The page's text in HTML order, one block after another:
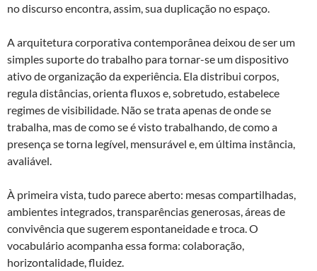
no discurso encontra, assim, sua duplicação no espaço.
A arquitetura corporativa contemporânea deixou de ser um
simples suporte do trabalho para tornar-se um dispositivo
ativo de organização da experiência. Ela distribui corpos,
regula distâncias, orienta fluxos e, sobretudo, estabelece
regimes de visibilidade. Não se trata apenas de onde se
trabalha, mas de como se é visto trabalhando, de como a
presença se torna legível, mensurável e, em última instância,
avaliável.
À primeira vista, tudo parece aberto: mesas compartilhadas,
ambientes integrados, transparências generosas, áreas de
convivência que sugerem espontaneidade e troca. O
vocabulário acompanha essa forma: colaboração,
horizontalidade, fluidez.